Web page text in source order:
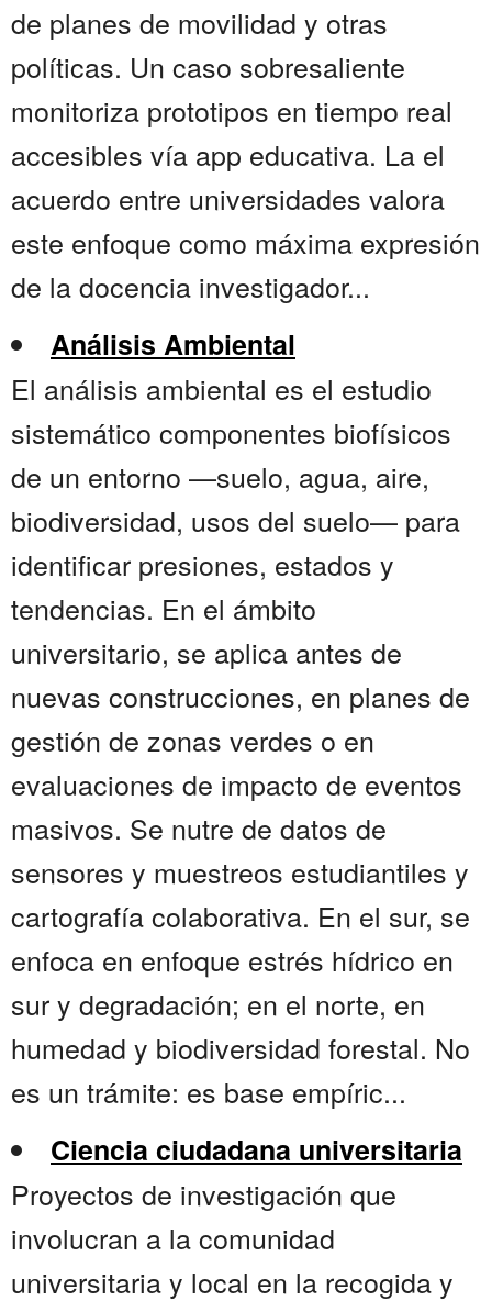
de planes de movilidad y otras
políticas. Un caso sobresaliente
monitoriza prototipos en tiempo real
accesibles vía app educativa. La el
acuerdo entre universidades valora
este enfoque como máxima expresión
de la docencia investigador...
Análisis Ambiental
El análisis ambiental es el estudio
sistemático componentes biofísicos
de un entorno —suelo, agua, aire,
biodiversidad, usos del suelo— para
identificar presiones, estados y
tendencias. En el ámbito
universitario, se aplica antes de
nuevas construcciones, en planes de
gestión de zonas verdes o en
evaluaciones de impacto de eventos
masivos. Se nutre de datos de
sensores y muestreos estudiantiles y
cartografía colaborativa. En el sur, se
enfoca en enfoque estrés hídrico en
sur y degradación; en el norte, en
humedad y biodiversidad forestal. No
es un trámite: es base empíric...
Ciencia ciudadana universitaria
Proyectos de investigación que
involucran a la comunidad
universitaria y local en la recogida y